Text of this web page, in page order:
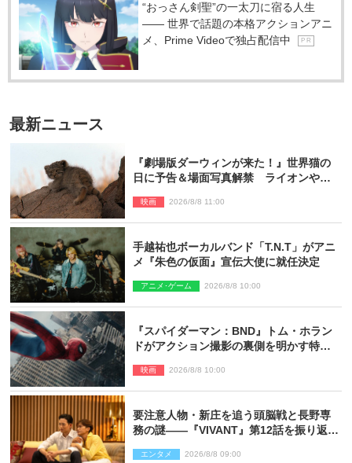
“おっさん剣聖”の一太刀に宿る人生
―― 世界で話題の本格アクションアニ
メ、Prime Videoで独占配信中
P R
最新ニュース
『劇場版ダーウィンが来た！』世界猫の
日に予告＆場面写真解禁 ライオンやマ
映画 2026/8/8 11:00
手越祐也ボーカルバンド「T.N.T」がアニ
メ『朱色の仮面』宣伝大使に就任決定
アニメ･ゲーム 2026/8/8 10:00
『スパイダーマン：BND』トム・ホラン
ドがアクション撮影の裏側を明かす特別
映画 2026/8/8 10:00
要注意人物・新庄を追う頭脳戦と長野専
務の謎――『VIVANT』第12話を振り返
エンタメ 2026/8/8 09:00